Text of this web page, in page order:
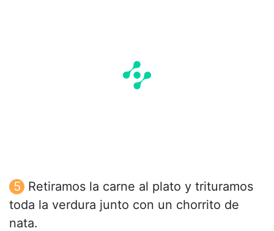
Retiramos la carne al plato y trituramos
toda la verdura junto con un chorrito de
nata.